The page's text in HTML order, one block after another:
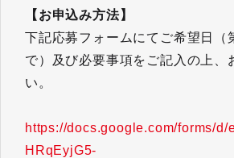
【お申込み方法】
下記応募フォームにてご希望日（
で）及び必要事項をご記入の上、
い。
https://docs.google.com/forms/d/
HRqEyjG5-